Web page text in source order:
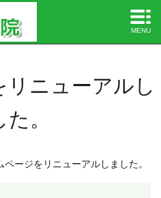
MENU
ニューアルし
た。
ページをリニューアルしました。